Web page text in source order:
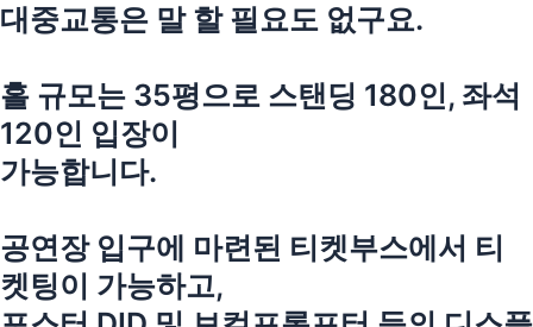
대중교통은 말 할 필요도 없구요.
홀 규모는 35평으로 스탠딩 180인, 좌석
120인 입장이
가능합니다.
공연장 입구에 마련된 티켓부스에서 티
켓팅이 가능하고,